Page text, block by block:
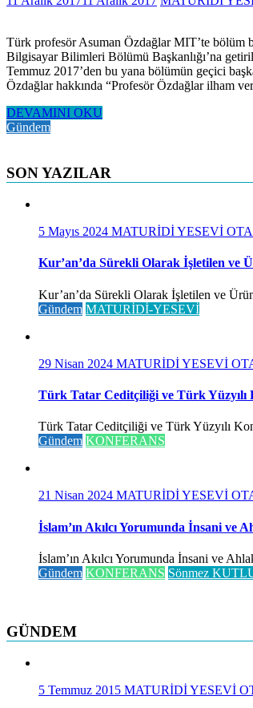
Türk profesör Asuman Özdağlar MIT’te bölüm
Bilgisayar Bilimleri Bölümü Başkanlığı’na
Temmuz 2017’den bu yana bölümün geçici
Özdağlar hakkında “Profesör Özdağlar ilham
DEVAMINI OKU
Gündem
SON YAZILAR
5 Mayıs 2024 MATURİDİ YESEVİ
Kur’an’da Sürekli Olarak İşletilen ve
Kur’an’da Sürekli Olarak İşletilen ve
Gündem MATURİDİ-YESEVİ
29 Nisan 2024 MATURİDİ YESEVİ
Türk Tatar Ceditçiliği ve Türk Yüzyılı
Türk Tatar Ceditçiliği ve Türk Yüzyılı
Gündem KONFERANS
21 Nisan 2024 MATURİDİ YESEVİ
İslam’ın Akılcı Yorumunda İnsani ve
İslam’ın Akılcı Yorumunda İnsani ve
Gündem KONFERANS Sönmez
GÜNDEM
5 Temmuz 2015 MATURİDİ YESEVİ